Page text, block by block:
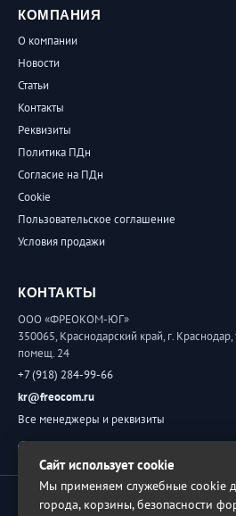
КОМПАНИЯ
О компании
Новости
Статьи
Контакты
Реквизиты
Политика ПДн
Согласие на ПДн
Cookie
Пользовательское соглашение
Условия продажи
КОНТАКТЫ
ООО «ФРЕОКОМ-ЮГ»
350065, Краснодарский край, г. Краснодар,
помещ. 24
+7 (918) 284-99-66
kr@freocom.ru
Все менеджеры и реквизиты
Обратная связь
© 2026 ФРЕОКОМ. Все права защищены.
Сайт использует cookie
Мы применяем служебные cookie
города, корзины, безопасности